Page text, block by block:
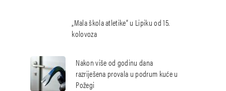
„Mala škola atletike“ u Lipiku od 15.
kolovoza
Nakon više od godinu dana
razriješena provala u podrum kuće u
Požegi